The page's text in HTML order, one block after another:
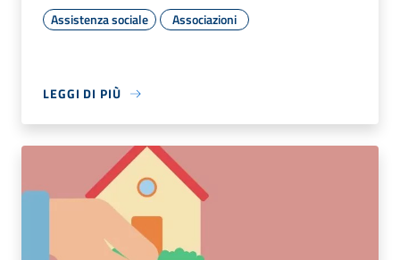
Assistenza sociale
Associazioni
LEGGI DI PIÙ